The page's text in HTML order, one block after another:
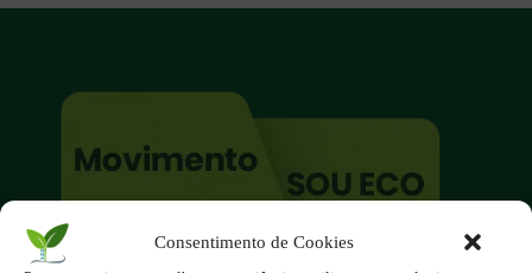
Consentimento de Cookies
O site é um movimento ambientalista!